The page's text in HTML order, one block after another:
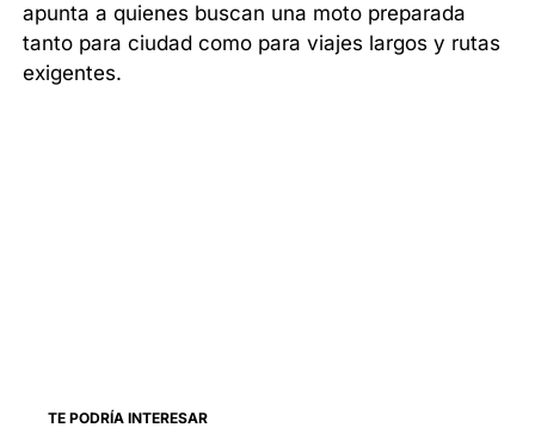
apunta a quienes buscan una moto preparada
tanto para ciudad como para viajes largos y rutas
exigentes.
TE PODRÍA INTERESAR